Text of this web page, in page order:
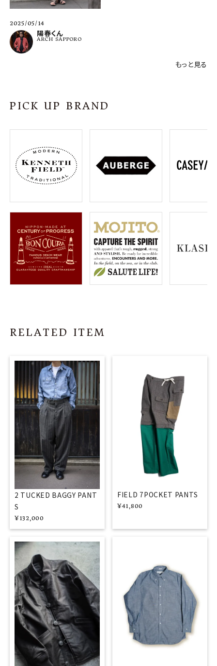
2025/05/14
陽春くん
ARCH SAPPORO
もっと見る
PICK UP BRAND
RELATED ITEM
2 TUCKED BAGGY PANT
S
¥132,000
FIELD 7POCKET PANTS
¥41,800